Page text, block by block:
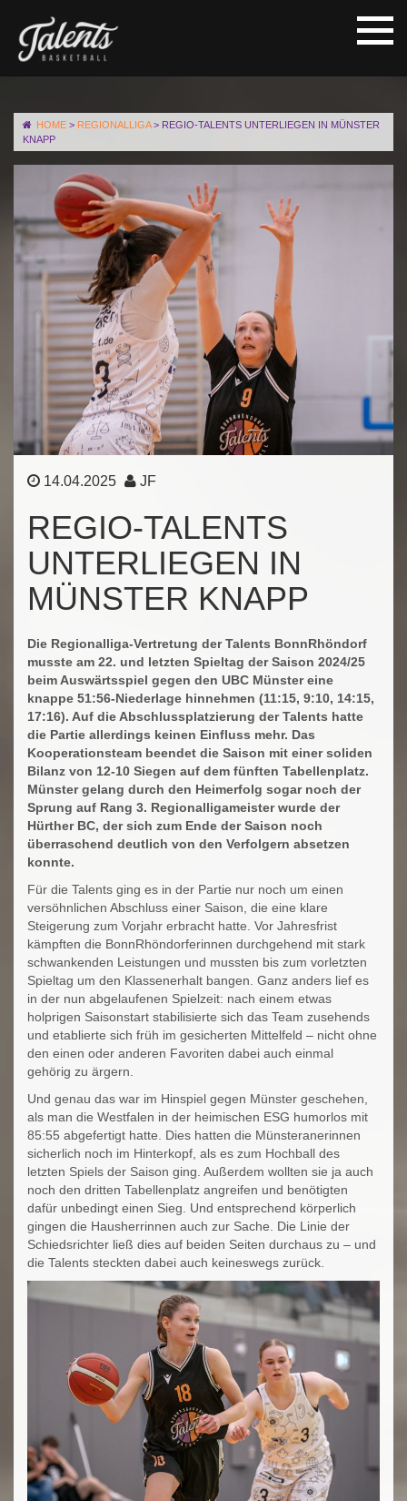
HOME > REGIONALLIGA> REGIO-TALENTS UNTERLIEGEN IN MÜNSTER
KNAPP
14.04.2025 JF
REGIO-TALENTS
UNTERLIEGEN IN
MÜNSTER KNAPP
Die Regionalliga-Vertretung der Talents BonnRhöndorf
musste am 22. und letzten Spieltag der Saison 2024/25
beim Auswärtsspiel gegen den UBC Münster eine
knappe 51:56-Niederlage hinnehmen (11:15, 9:10, 14:15,
17:16). Auf die Abschlussplatzierung der Talents hatte
die Partie allerdings keinen Einfluss mehr. Das
Kooperationsteam beendet die Saison mit einer soliden
Bilanz von 12-10 Siegen auf dem fünften Tabellenplatz.
Münster gelang durch den Heimerfolg sogar noch der
Sprung auf Rang 3. Regionalligameister wurde der
Hürther BC, der sich zum Ende der Saison noch
überraschend deutlich von den Verfolgern absetzen
konnte.
Für die Talents ging es in der Partie nur noch um einen
versöhnlichen Abschluss einer Saison, die eine klare
Steigerung zum Vorjahr erbracht hatte. Vor Jahresfrist
kämpften die BonnRhöndorferinnen durchgehend mit stark
schwankenden Leistungen und mussten bis zum vorletzten
Spieltag um den Klassenerhalt bangen. Ganz anders lief es
in der nun abgelaufenen Spielzeit: nach einem etwas
holprigen Saisonstart stabilisierte sich das Team zusehends
und etablierte sich früh im gesicherten Mittelfeld – nicht ohne
den einen oder anderen Favoriten dabei auch einmal
gehörig zu ärgern.
Und genau das war im Hinspiel gegen Münster geschehen,
als man die Westfalen in der heimischen ESG humorlos mit
85:55 abgefertigt hatte. Dies hatten die Münsteranerinnen
sicherlich noch im Hinterkopf, als es zum Hochball des
letzten Spiels der Saison ging. Außerdem wollten sie ja auch
noch den dritten Tabellenplatz angreifen und benötigten
dafür unbedingt einen Sieg. Und entsprechend körperlich
gingen die Hausherrinnen auch zur Sache. Die Linie der
Schiedsrichter ließ dies auf beiden Seiten durchaus zu – und
die Talents steckten dabei auch keineswegs zurück.